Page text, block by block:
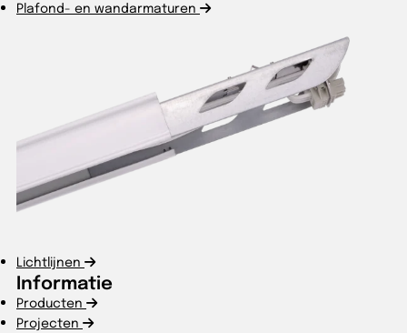
Plafond- en wandarmaturen
Lichtlijnen
Informatie
Producten
Projecten